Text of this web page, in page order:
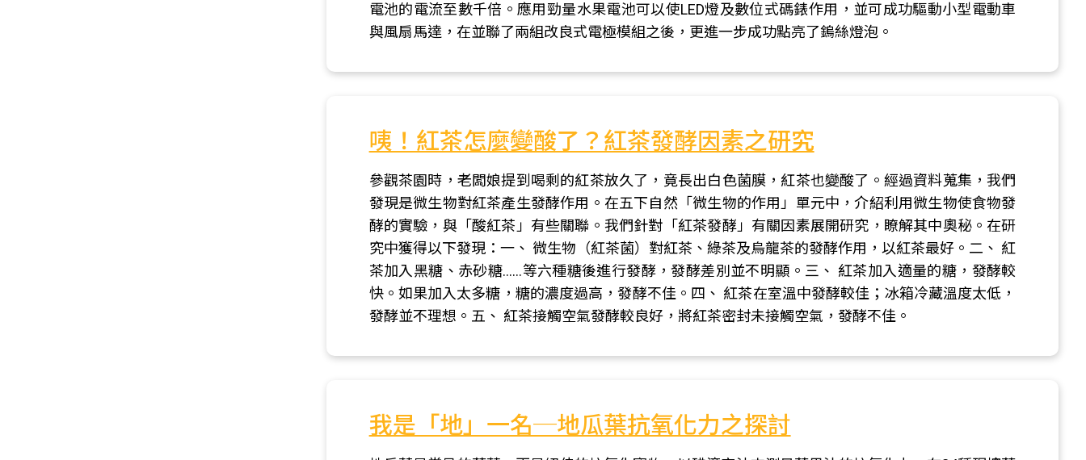
電池的電流至數千倍。應用勁量水果電池可以使LED燈及數位式碼錶作用，並可成功驅動小型電動車
與風扇馬達，在並聯了兩組改良式電極模組之後，更進一步成功點亮了鎢絲燈泡。
咦！紅茶怎麼變酸了？紅茶發酵因素之研究
參觀茶園時，老闆娘提到喝剩的紅茶放久了，竟長出白色菌膜，紅茶也變酸了。經過資料蒐集，我們
發現是微生物對紅茶產生發酵作用。在五下自然「微生物的作用」單元中，介紹利用微生物使食物發
酵的實驗，與「酸紅茶」有些關聯。我們針對「紅茶發酵」有關因素展開研究，瞭解其中奧秘。在研
究中獲得以下發現：一、 微生物（紅茶菌）對紅茶、綠茶及烏龍茶的發酵作用，以紅茶最好。二、 紅
茶加入黑糖、赤砂糖……等六種糖後進行發酵，發酵差別並不明顯。三、 紅茶加入適量的糖，發酵較
快。如果加入太多糖，糖的濃度過高，發酵不佳。四、 紅茶在室溫中發酵較佳；冰箱冷藏溫度太低，
發酵並不理想。五、 紅茶接觸空氣發酵較良好，將紅茶密封未接觸空氣，發酵不佳。
我是「地」一名─地瓜葉抗氧化力之探討